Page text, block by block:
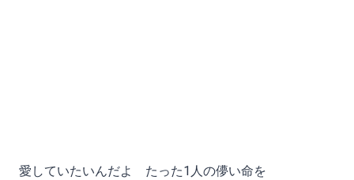
愛していたいんだよ たった1人の儚い命を